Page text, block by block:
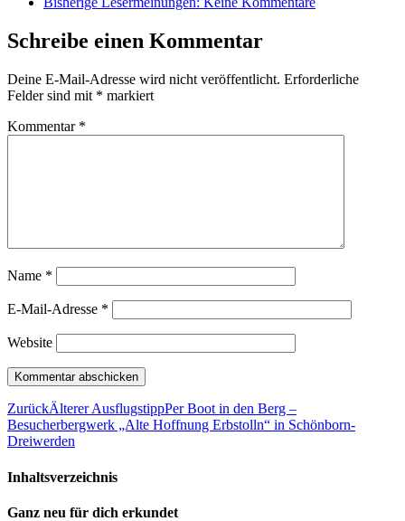
Schreibe einen Kommentar
Deine E-Mail-Adresse wird nicht veröffentlicht. Erforderliche
Felder sind mit * markiert
Kommentar *
Name *
E-Mail-Adresse *
Website
ZurückÄlterer AusflugstippPer Boot in den Berg –
Besucherbergwerk „Alte Hoffnung Erbstolln“ in Schönborn-
Dreiwerden
Inhaltsverzeichnis
Ganz neu für dich erkundet